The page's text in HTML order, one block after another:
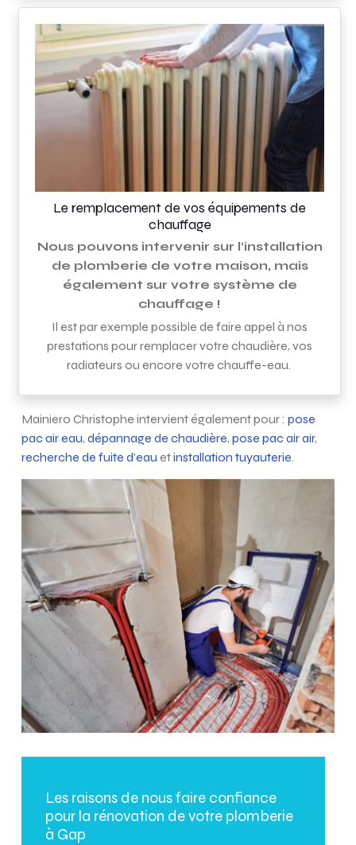
Le remplacement de vos équipements de
chauffage
Nous pouvons intervenir sur l’installation
de plomberie de votre maison, mais
également sur votre système de
chauffage !
Il est par exemple possible de faire appel à nos
prestations pour remplacer votre chaudière, vos
radiateurs ou encore votre chauffe-eau.
Mainiero Christophe intervient également pour : pose
pac air eau, dépannage de chaudière, pose pac air air,
recherche de fuite d’eau etinstallation tuyauterie.
Les raisons de nous faire confiance
pour la rénovation de votre plomberie
à Gap